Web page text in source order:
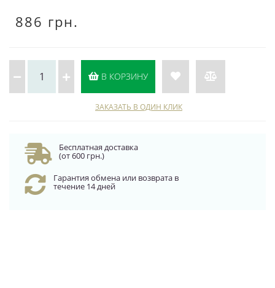
886 грн.
В КОРЗИНУ
ЗАКАЗАТЬ В ОДИН КЛИК
Бесплатная доставка
(от 600 грн.)
Гарантия обмена или возврата в
течение 14 дней